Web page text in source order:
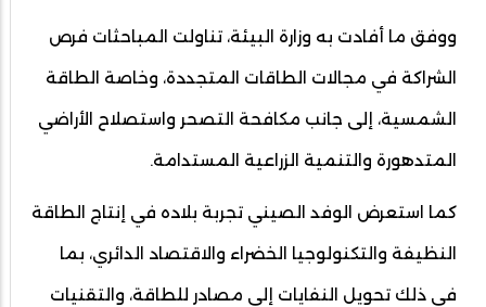
ووفق ما أفادت به وزارة البيئة، تناولت المباحثات فرص
الشراكة في مجالات الطاقات المتجددة، وخاصة الطاقة
الشمسية، إلى جانب مكافحة التصحر واستصلاح الأراضي
المتدهورة والتنمية الزراعية المستدامة.
كما استعرض الوفد الصيني تجربة بلاده في إنتاج الطاقة
النظيفة والتكنولوجيا الخضراء والاقتصاد الدائري، بما
في ذلك تحويل النفايات إلى مصادر للطاقة، والتقنيات